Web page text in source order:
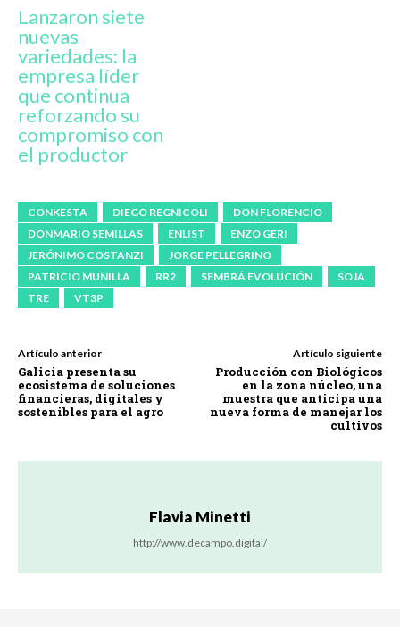
Lanzaron siete
nuevas
variedades: la
empresa líder
que continua
reforzando su
compromiso con
el productor
CONKESTA DIEGO REGNICOLI
DON FLORENCIO
DONMARIO SEMILLAS
ENLIST
ENZO GERI
JERÓNIMO COSTANZI
JORGE PELLEGRINO
PATRICIO MUNILLA
RR2 SEMBRÁ EVOLUCIÓN
SOJA
TRE
VT3P
Artículo anterior
Galicia presenta su
ecosistema de soluciones
financieras, digitales y
sostenibles para el agro
Artículo siguiente
Producción con Biológicos
en la zona núcleo, una
muestra que anticipa una
nueva forma de manejar los
cultivos
Flavia Minetti
http://www.decampo.digital/